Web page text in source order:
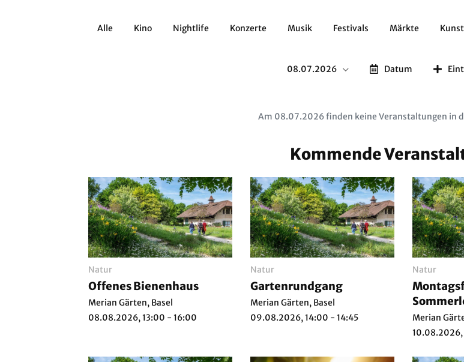
Alle Kino Nightlife Konzerte Musik Festivals Märkte Kunst
08.07.2026 Datum
Am 08.07.2026 finden keine Veranstaltungen in
Kommende
Natur
Offenes Bienenhaus
Merian Gärten, Basel
08.08.2026, 13:00 - 16:00
Natur
Gartenrundgang
Merian Gärten, Basel
09.08.2026, 14:00 - 14:45
Natur
Merian